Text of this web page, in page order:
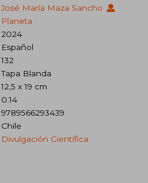
José María Maza Sancho
Planeta
2024
Español
132
Tapa Blanda
12,5 x 19 cm
0.14
9789566293439
Chile
Divulgación Científica